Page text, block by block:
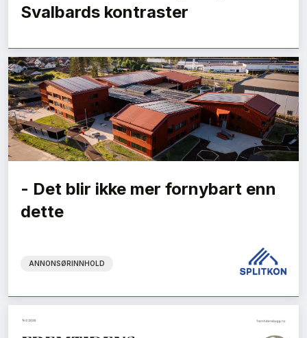
Svalbards kontraster
- Det blir ikke mer fornybart enn
dette
ANNONSØRINNHOLD